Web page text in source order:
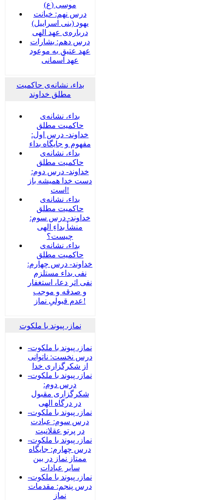
موسی (ع)
درس نهم: خیانت
یهود (بنی اسراییل)
درباره‌ی عهد الهی
درس دهم: بشارات
عهد عتیق به موعود
عهد آسمانی
بداء، نشانه‌ی حاکمیت
مطلق خداوند
بداء، نشانه‌ی
حاکمیت مطلق
خداوند- درس اول:
مفهوم و جایگاه بداء
بداء، نشانه‌ی
حاکمیت مطلق
خداوند- درس دوم:
دست خدا همیشه باز
است!
بداء، نشانه‌ی
حاکمیت مطلق
خداوند- درس سوم:
منشأ بداءِ الهی
چیست؟
بداء، نشانه‌ی
حاکمیت مطلق
خداوند- درس چهارم:
نفی بداء مستلزم
نفی اثر دعا، استغفار
و صدقه و موجب
عدم قبولیِ نماز!
نماز، پیوند با ملکوت
نماز، پیوند با ملکوت-
درس نخست: ناتوانی
از شکرگزاری خدا
نماز، پیوند با ملکوت-
درس دوم:
شکرگزاری مقبول
در درگاه الهی
نماز، پیوند با ملکوت-
درس سوم: عبادت
در پرتو عقلانیت
نماز، پیوند با ملکوت-
درس چهارم: جایگاه
ممتاز نماز در بین
سایر عبادات
نماز، پیوند با ملکوت-
درس پنجم: مقدمات
نماز